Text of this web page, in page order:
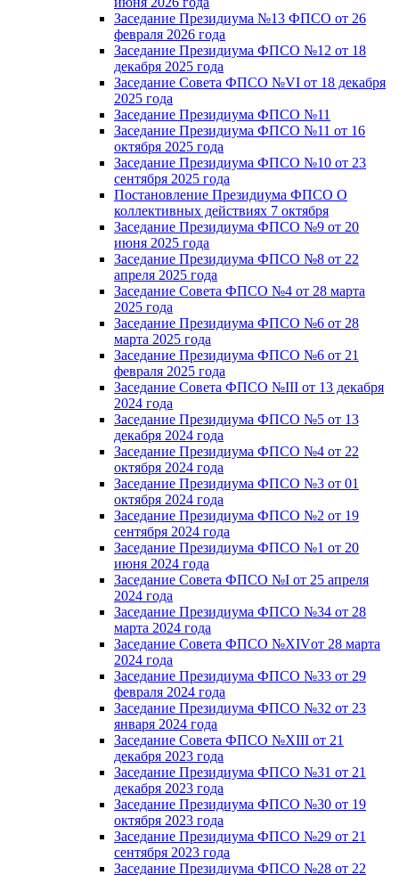
Заседание Президиума №13 ФПСО от 26
февраля 2026 года
Заседание Президиума ФПСО №12 от 18
декабря 2025 года
Заседание Совета ФПСО №VI от 18 декабря
2025 года
Заседание Президиума ФПСО №11
Заседание Президиума ФПСО №11 от 16
октября 2025 года
Заседание Президиума ФПСО №10 от 23
сентября 2025 года
Постановление Президиума ФПСО О
коллективных действиях 7 октября
Заседание Президиума ФПСО №9 от 20
июня 2025 года
Заседание Президиума ФПСО №8 от 22
апреля 2025 года
Заседание Совета ФПСО №4 от 28 марта
2025 года
Заседание Президиума ФПСО №6 от 28
марта 2025 года
Заседание Президиума ФПСО №6 от 21
февраля 2025 года
Заседание Совета ФПСО №III от 13 декабря
2024 года
Заседание Президиума ФПСО №5 от 13
декабря 2024 года
Заседание Президиума ФПСО №4 от 22
октября 2024 года
Заседание Президиума ФПСО №3 от 01
октября 2024 года
Заседание Президиума ФПСО №2 от 19
сентября 2024 года
Заседание Президиума ФПСО №1 от 20
июня 2024 года
Заседание Совета ФПСО №I от 25 апреля
2024 года
Заседание Президиума ФПСО №34 от 28
марта 2024 года
Заседание Совета ФПСО №XIVот 28 марта
2024 года
Заседание Президиума ФПСО №33 от 29
февраля 2024 года
Заседание Президиума ФПСО №32 от 23
января 2024 года
Заседание Совета ФПСО №XIII от 21
декабря 2023 года
Заседание Президиума ФПСО №31 от 21
декабря 2023 года
Заседание Президиума ФПСО №30 от 19
октября 2023 года
Заседание Президиума ФПСО №29 от 21
сентября 2023 года
Заседание Президиума ФПСО №28 от 22